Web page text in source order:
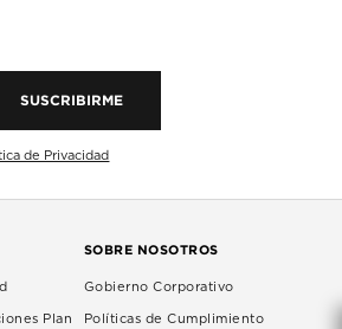
SUSCRIBIRME
de Privacidad
Plan
SOBRE NOSOTROS
Gobierno Corporativo
Políticas de Cumplimiento